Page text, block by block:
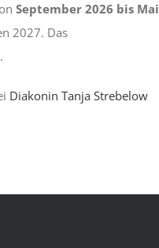
September 2026 bis Mai
2027. Das
Diakonin Tanja Strebelow